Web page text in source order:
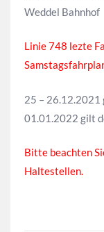
Weddel Bahnhof
Linie 748 lezte
25 – 26.12.2021
01.01.2022 gilt
Bitte beachten
Haltestellen.